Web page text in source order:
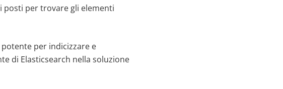
posti per trovare gli elementi
per indicizzare e
di Elasticsearch nella soluzione